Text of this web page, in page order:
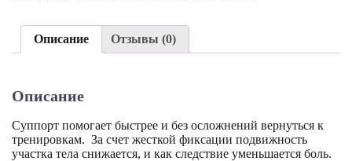
Описание Отзывы (0)
Описание
Суппорт помогает быстрее и без осложнений вернуться к
тренировкам. За счет жесткой фиксации подвижность
участка тела снижается, и как следствие уменьшается боль.